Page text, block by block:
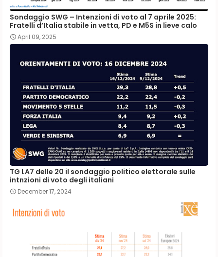
Sondaggio SWG – Intenzioni di voto al 7 aprile 2025:
Fratelli d’Italia stabile in vetta, PD e M5S in lieve calo
April 09, 2025
TG LA7 delle 20 il sondaggio politico elettorale sulle
intnzioni di voto degli italiani
December 17, 2024